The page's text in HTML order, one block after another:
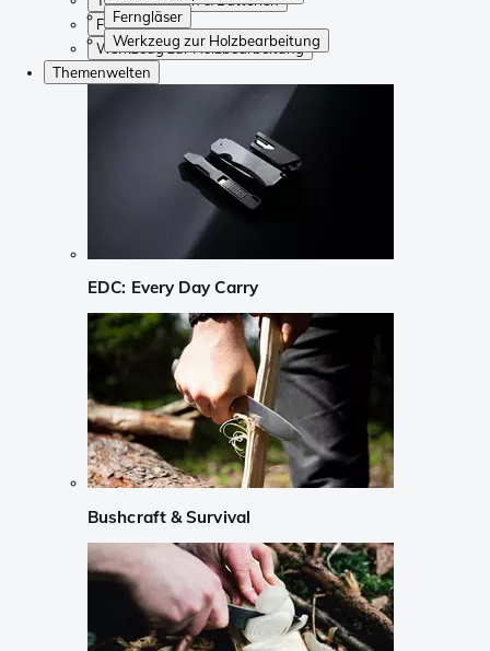
Ferngläser
Werkzeug zur Holzbearbeitung
Ferngläser
Werkzeug zur Holzbearbeitung
Themenwelten
EDC: Every Day Carry
Bushcraft & Survival